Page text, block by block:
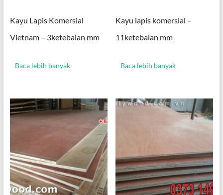
Kayu Lapis Komersial
Vietnam – 3ketebalan mm
Baca lebih banyak
Kayu lapis komersial –
11ketebalan mm
Baca lebih banyak